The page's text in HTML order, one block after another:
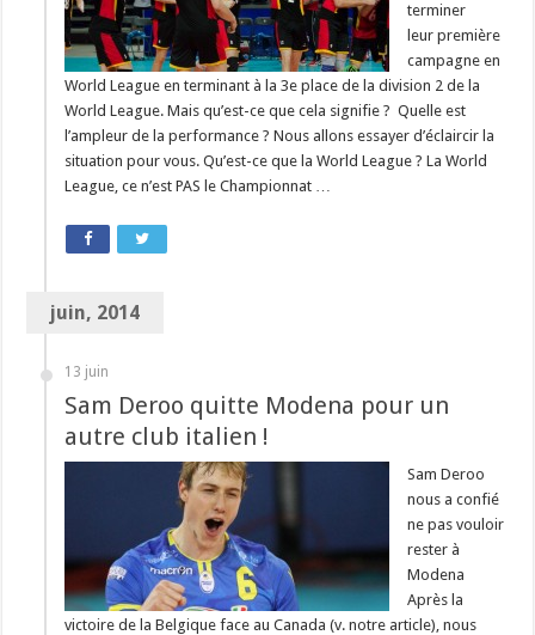
terminer
leur première
campagne en
World League en terminant à la 3e place de la division 2 de la
World League. Mais qu’est-ce que cela signifie ? Quelle est
l’ampleur de la performance ? Nous allons essayer d’éclaircir la
situation pour vous. Qu’est-ce que la World League ? La World
League, ce n’est PAS le Championnat …
juin, 2014
13 juin
Sam Deroo quitte Modena pour un
autre club italien !
Sam Deroo
nous a confié
ne pas vouloir
rester à
Modena
Après la
victoire de la Belgique face au Canada (v. notre article), nous